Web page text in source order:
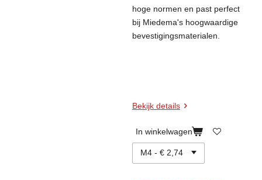
hoge normen en past perfect
bij Miedema's hoogwaardige
bevestigingsmaterialen.
Bekijk details
In winkelwagen